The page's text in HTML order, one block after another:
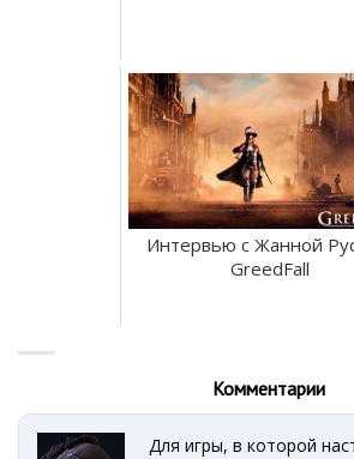
Интервью с Жанной
GreedFall
Комментарии
Для игры, в которой